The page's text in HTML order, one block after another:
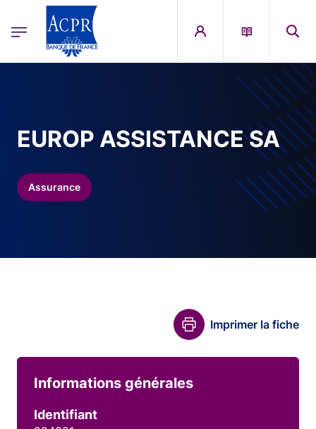
ACPR Menu Principal (French)
EUROP ASSISTANCE SA
Assurance
Imprimer la fiche
Informations générales
Identifiant